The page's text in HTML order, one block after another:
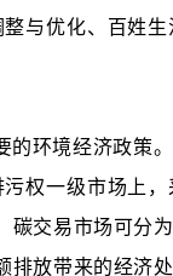
与优化、百姓
环境经济政策
权一级市场上
交易市场可分
放带来的经济